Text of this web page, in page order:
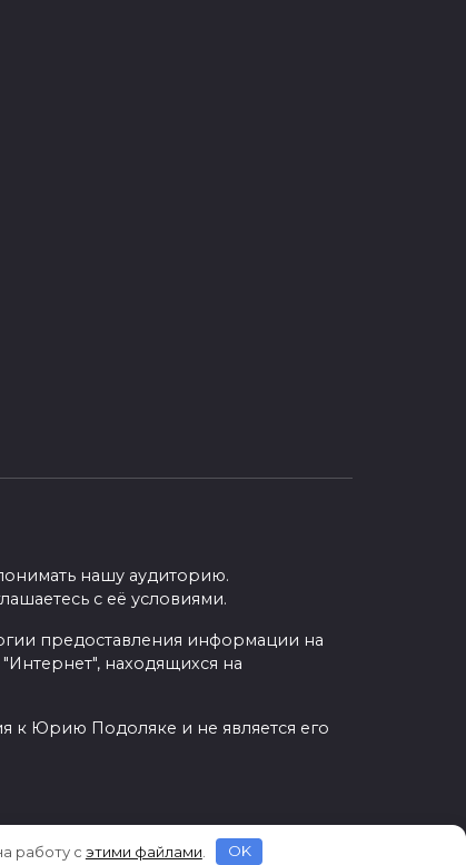
нашу аудиторию.
с её условиями.
предоставления информации на
находящихся на
к Юрию Подоляке и не является его
работу с этими файлами OK